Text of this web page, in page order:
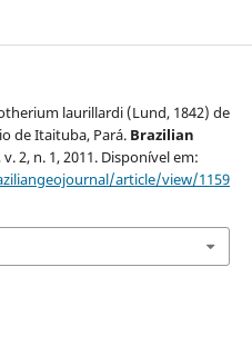
laurillardi (Lund, 1842) de
de Itaituba, Pará. Brazilian
2, n. 1, 2011. Disponível em:
article/view/1159